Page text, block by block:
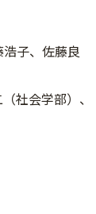
子、佐藤良
社会学部）、